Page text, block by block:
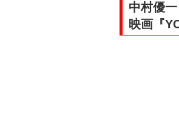
中村優
映画『